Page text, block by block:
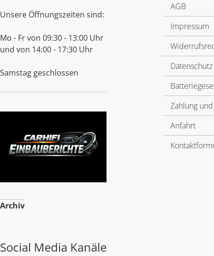
Unsere Öffnungszeiten sind:
Mo - Fr von 09:30 - 13:00 Uhr
und von 14:00 - 17:30 Uhr
Samstag geschlossen
Archiv
AGB
Impressum
Datenschutz
Zahlung
Anfahrt
Social Media Kanäle